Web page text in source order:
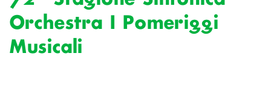
Orchestra I Pomeriggi
Musicali